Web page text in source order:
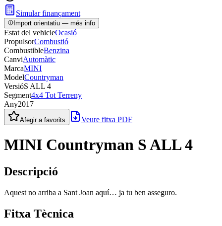
Simular finançament
Import orientatiu — més info
Estat del vehicleOcasió
PropulsorCombustió
CombustibleBenzina
CanviAutomàtic
MarcaMINI
ModelCountryman
VersióS ALL 4
Segment4x4 Tot Terreny
Any2017
Afegir a favorits Veure fitxa PDF
MINI Countryman S ALL 4
Descripció
Aquest no arriba a Sant Joan aquí… ja tu ben asseguro.
Fitxa Tècnica